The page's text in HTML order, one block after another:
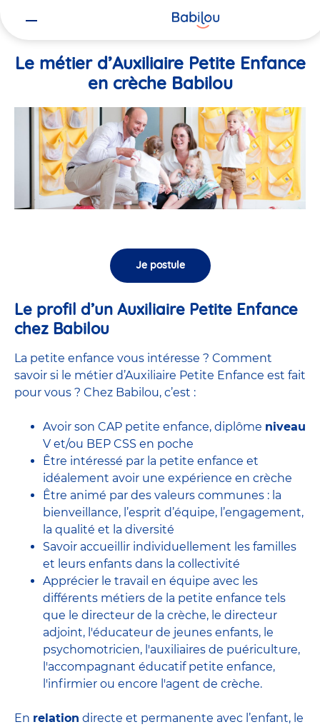
Le métier d’Auxiliaire Petite Enfance
en crèche Babilou
Je postule
Le profil d’un Auxiliaire Petite Enfance
chez Babilou
La petite enfance vous intéresse ? Comment
savoir si le métier d’Auxiliaire Petite Enfance est fait
pour vous ? Chez Babilou, c’est :
Avoir son CAP petite enfance, diplôme niveau
V et/ou BEP CSS en poche
Être intéressé par la petite enfance et
idéalement avoir une expérience en crèche
Être animé par des valeurs communes : la
bienveillance, l’esprit d’équipe, l’engagement,
la qualité et la diversité
Savoir accueillir individuellement les familles
et leurs enfants dans la collectivité
Apprécier le travail en équipe avec les
différents métiers de la petite enfance tels
que le directeur de la crèche, le directeur
adjoint, l'éducateur de jeunes enfants, le
psychomotricien, l'auxiliaires de puériculture,
l'accompagnant éducatif petite enfance,
l'infirmier ou encore l'agent de crèche.
En relation directe et permanente avec l’enfant, le